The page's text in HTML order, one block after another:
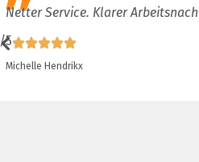
Netter Service. Klarer
/5
Michelle Hendrikx